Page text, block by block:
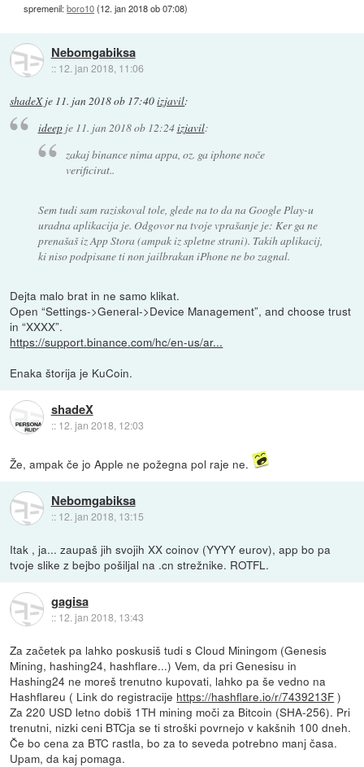
spremenil:boro10(12. jan 2018 ob 07:08)
Nebomgabiksa
:: 12. jan 2018, 11:06
shadeXje 11. jan 2018 ob 17:40izjavil:
ideepje 11. jan 2018 ob 12:24izjavil:
zakaj binance nima appa, oz. ga iphone noče
verificirat..
Sem tudi sam raziskoval tole, glede na to da na Google Play-u
uradna aplikacija je. Odgovor na tvoje vprašanje je: Ker ga ne
prenašaš iz App Stora (ampak iz spletne strani). Takih aplikacij,
ki niso podpisane ti non jailbrakan iPhone ne bo zagnal.
Dejta malo brat in ne samo klikat.
Open “Settings->General->Device Management”, and choose trust
in “XXXX”.
https://support.binance.com/hc/en-us/ar...
Enaka štorija je KuCoin.
shadeX
:: 12. jan 2018, 12:03
Že, ampak če jo Apple ne požegna pol raje ne.
Nebomgabiksa
:: 12. jan 2018, 13:15
Itak , ja... zaupaš jih svojih XX coinov (YYYY eurov), app bo pa
tvoje slike z bejbo pošiljal na .cn strežnike. ROTFL.
gagisa
:: 12. jan 2018, 13:43
Za začetek pa lahko poskusiš tudi s Cloud Miningom (Genesis
Mining, hashing24, hashflare...) Vem, da pri Genesisu in
Hashing24 ne moreš trenutno kupovati, lahko pa še vedno na
Hashflareu ( Link do registracije https://hashflare.io/r/7439213F )
Za 220 USD letno dobiš 1TH mining moči za Bitcoin (SHA-256). Pri
trenutni, nizki ceni BTCja se ti stroški povrnejo v kakšnih 100 dneh.
Če bo cena za BTC rastla, bo za to seveda potrebno manj časa.
Upam, da kaj pomaga.